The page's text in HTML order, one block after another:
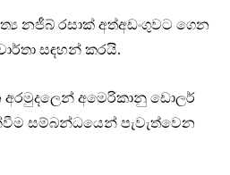
නජීබ් රසාක් අත්අඩංගුවට ගෙන
සඳහන් කරයි‍.
අරමුදලෙන් අමෙරිකානු ඩොලර්
සම්බන්ධයෙන් පැවැත්වෙන